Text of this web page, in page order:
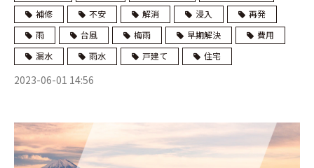
補修
不安 解消 浸入
再発
雨
台風 梅雨 早期解決
費用
漏水
雨水 戸建て 住宅
2023-06-01 14:56